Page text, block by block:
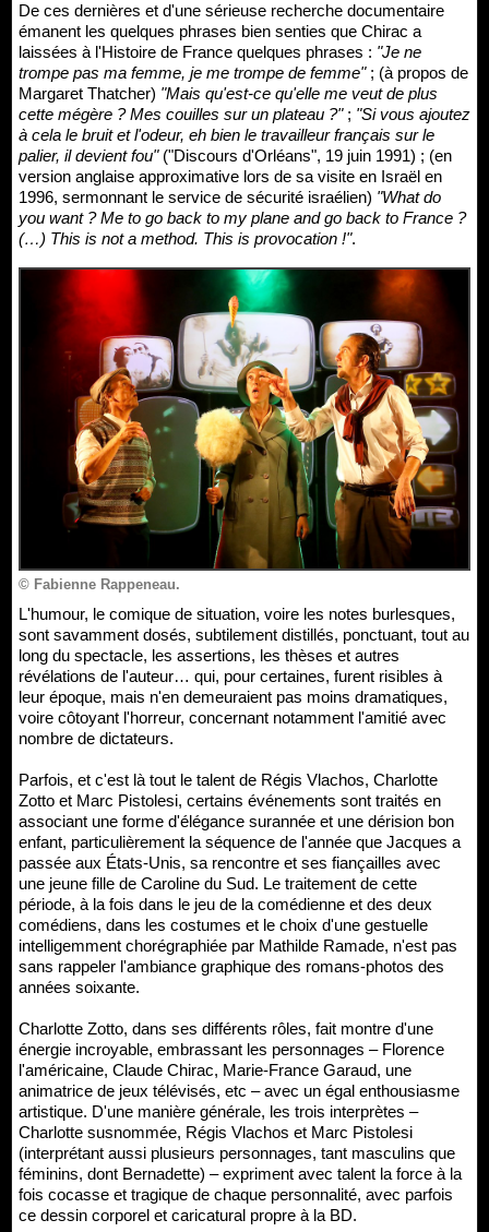
De ces dernières et d'une sérieuse recherche documentaire
émanent les quelques phrases bien senties que Chirac a
laissées à l'Histoire de France quelques phrases : "Je ne
trompe pas ma femme, je me trompe de femme"; (à propos de
Margaret Thatcher) "Mais qu'est-ce qu'elle me veut de plus
cette mégère ? Mes couilles sur un plateau ?"; "Si vous ajoutez
à cela le bruit et l'odeur, eh bien le travailleur français sur le
palier, il devient fou"("Discours d'Orléans", 19 juin 1991) ; (en
version anglaise approximative lors de sa visite en Israël en
1996, sermonnant le service de sécurité israélien) "What do
you want ? Me to go back to my plane and go back to France ?
(…) This is not a method. This is provocation !".
© Fabienne Rappeneau.
L'humour, le comique de situation, voire les notes burlesques,
sont savamment dosés, subtilement distillés, ponctuant, tout au
long du spectacle, les assertions, les thèses et autres
révélations de l'auteur… qui, pour certaines, furent risibles à
leur époque, mais n'en demeuraient pas moins dramatiques,
voire côtoyant l'horreur, concernant notamment l'amitié avec
nombre de dictateurs.
Parfois, et c'est là tout le talent de Régis Vlachos, Charlotte
Zotto et Marc Pistolesi, certains événements sont traités en
associant une forme d'élégance surannée et une dérision bon
enfant, particulièrement la séquence de l'année que Jacques a
passée aux États-Unis, sa rencontre et ses fiançailles avec
une jeune fille de Caroline du Sud. Le traitement de cette
période, à la fois dans le jeu de la comédienne et des deux
comédiens, dans les costumes et le choix d'une gestuelle
intelligemment chorégraphiée par Mathilde Ramade, n'est pas
sans rappeler l'ambiance graphique des romans-photos des
années soixante.
Charlotte Zotto, dans ses différents rôles, fait montre d'une
énergie incroyable, embrassant les personnages – Florence
l'américaine, Claude Chirac, Marie-France Garaud, une
animatrice de jeux télévisés, etc – avec un égal enthousiasme
artistique. D'une manière générale, les trois interprètes –
Charlotte susnommée, Régis Vlachos et Marc Pistolesi
(interprétant aussi plusieurs personnages, tant masculins que
féminins, dont Bernadette) – expriment avec talent la force à la
fois cocasse et tragique de chaque personnalité, avec parfois
ce dessin corporel et caricatural propre à la BD.